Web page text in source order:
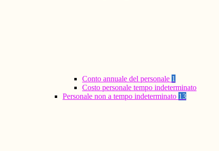
Conto annuale del personale 1
Costo personale tempo indeterminato
Personale non a tempo indeterminato 13